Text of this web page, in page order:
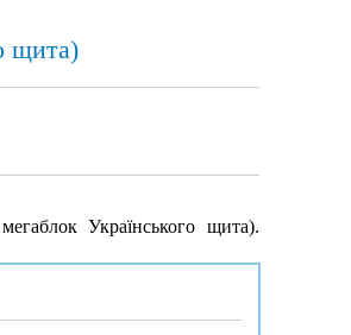
щита)
Українського щита).